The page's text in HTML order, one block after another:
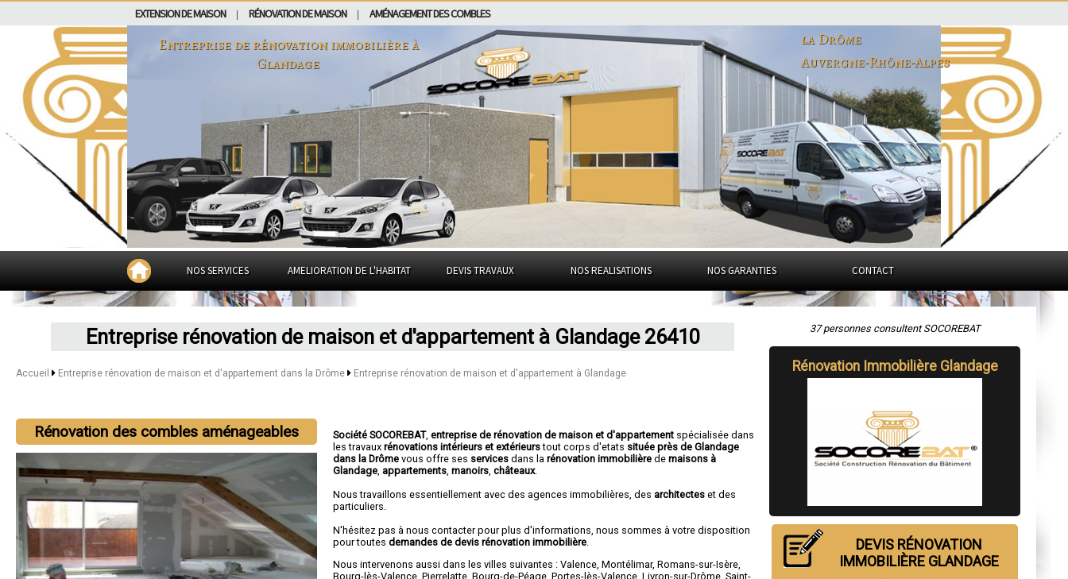
EXTENSION DE MAISON RÉNOVATION DE MAISON AMÉNAGEMENT DES COMBLES
Entreprise de rénovation immobilière à
Glandage
la Drôme
Auvergne-Rhône-Alpes
NOS SERVICES AMELIORATION DE L'HABITAT DEVIS TRAVAUX NOS REALISATIONS NOS GARANTIES CONTACT
Entreprise rénovation de maison et d'appartement à Glandage 26410
Accueil Entreprise rénovation de maison et d'appartement dans la Drôme Entreprise rénovation de maison et d'appartement à Glandage
Rénovation des combles aménageables Société SOCOREBAT,entreprise de rénovation de maison et d'appartement spécialisée dans
les travauxrénovations intérieurs et extérieurstout corps d'etats située près de Glandage
dans la Drômevous offre ses services dans larénovation immobilière demaisons à
Glandage appartements ,manoirs ,châteaux.
Nous travaillons essentiellement avec des agences immobilières, des architectes et des
particuliers.
N'hésitez pas à nous contacter pour plus d'informations, nous sommes à votre disposition
pour toutesdemandes de devis rénovation immobilière
Nous intervenons aussi dans les villes suivantes :Valence ,Montélimar,Romans-sur-Isère
Bourg-lès-Valence ,Pierrelatte ,Bourg-de-Péage ,Portes-lès-Valence ,Livron-sur-Drôme ,Saint-
37 personnes consultent SOCOREBAT
Rénovation Immobilière Glandage
DEVIS RÉNOVATION
IMMOBILIÈRE GLANDAGE